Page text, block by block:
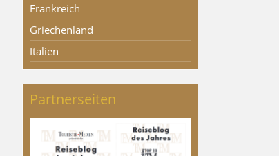
Frankreich
Griechenland
Italien
Partnerseiten